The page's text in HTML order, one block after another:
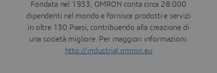
Fondata nel 1933, OMRON conta circa 28.000
dipendenti nel mondo e fornisce prodotti e servizi
in oltre 130 Paesi, contribuendo alla creazione di
una società migliore. Per maggiori informazioni:
http://industrial.omron.eu